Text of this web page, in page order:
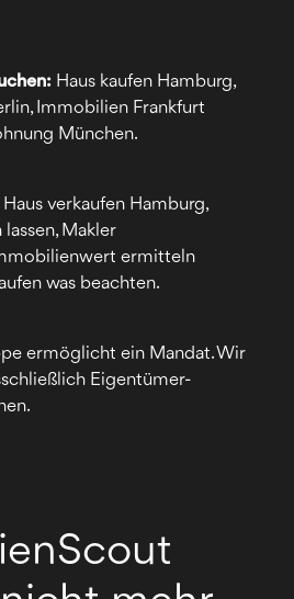
Haus kaufen Hamburg,
Immobilien Frankfurt
München.
Haus verkaufen Hamburg,
Makler
ermitteln
was beachten.
ermöglicht ein Mandat. Wir
Eigentümer-